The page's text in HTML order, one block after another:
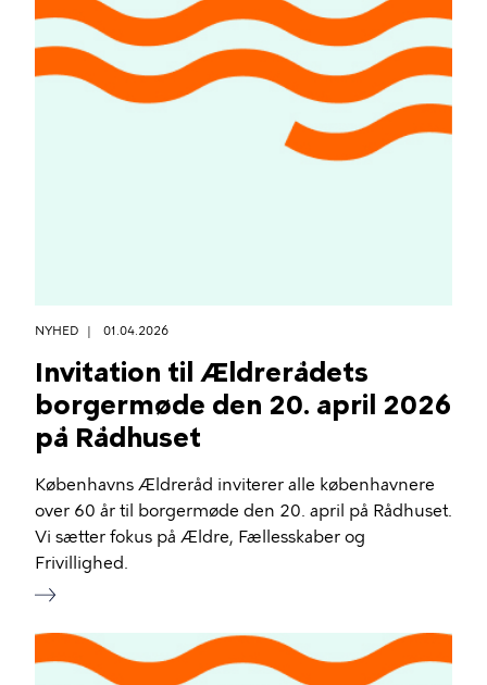
NYHED 01.04.2026
Invitation til Ældrerådets
borgermøde den 20. april 2026
på Rådhuset
Københavns Ældreråd inviterer alle københavnere
over 60 år til borgermøde den 20. april på Rådhuset.
Vi sætter fokus på Ældre, Fællesskaber og
Frivillighed.